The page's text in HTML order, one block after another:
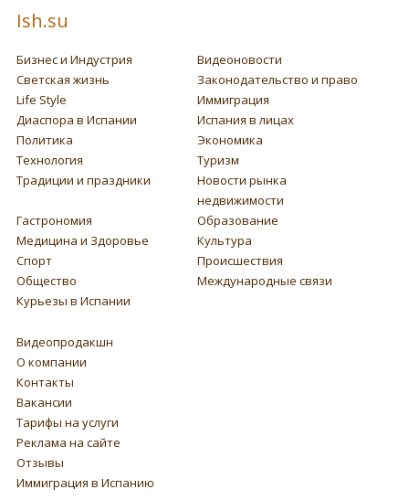
Ish.su
Бизнес и Индустрия
Видеоновости
Светская жизнь
Законодательство и право
Life Style
Иммиграция
Диаспора в Испании
Испания в лицах
Политика
Экономика
Технология
Туризм
Традиции и праздники
Новости рынка
недвижимости
Гастрономия
Образование
Медицина и Здоровье
Культура
Спорт
Происшествия
Общество
Международные связи
Курьезы в Испании
Видеопродакшн
О компании
Контакты
Вакансии
Тарифы на услуги
Реклама на сайте
Отзывы
Иммиграция в Испанию